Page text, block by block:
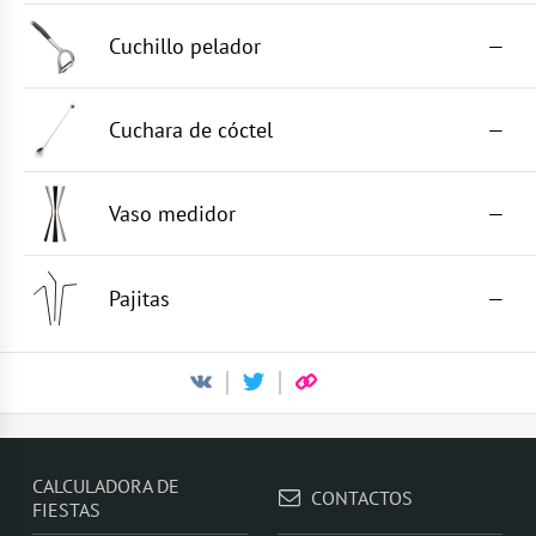
Cuchillo pelador —
Cuchara de cóctel —
Vaso medidor —
Pajitas —
CALCULADORA DE
FIESTAS
CONTACTOS